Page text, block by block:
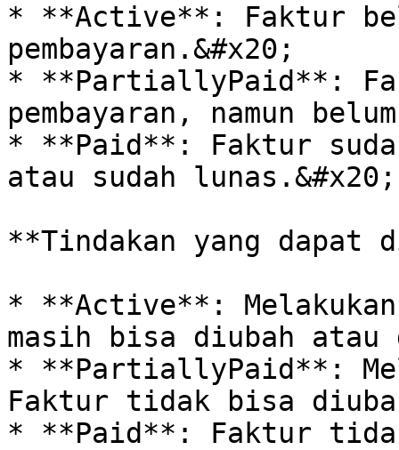
* **Active**: Faktur
pembayaran.&#x20;
* **PartiallyPaid**:
pembayaran, namun
* **Paid**: Faktur
atau sudah lunas.&#x20;
**Tindakan yang dapat
* **Active**: Melakukan
masih bisa diubah
* **PartiallyPaid**:
Faktur tidak bisa
* **Paid**: Faktur